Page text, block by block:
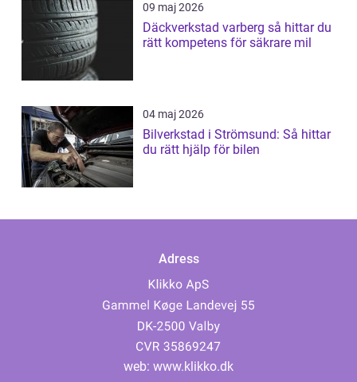
09 maj 2026
Däckverkstad varberg så hittar du
rätt kompetens för säkrare mil
04 maj 2026
Bilverkstad i Strömsund: Så hittar
du rätt hjälp för bilen
Adress
web: www.klikko.dk